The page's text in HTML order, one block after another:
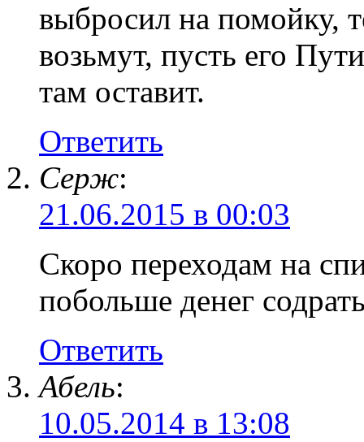
выбросил на помойку,
возьмут, пусть его
там оставит.
Ответить
Серж:
21.06.2015 в 00:03
Скоро переходам на
побольше денег
Ответить
Абель:
10.05.2014 в 13:08